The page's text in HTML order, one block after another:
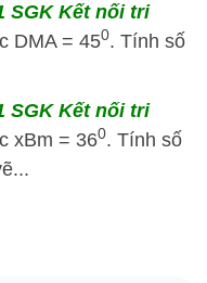
SGK Kết nối tri
DMA = 450. Tính số
SGK Kết nối tri
xBm = 360. Tính số